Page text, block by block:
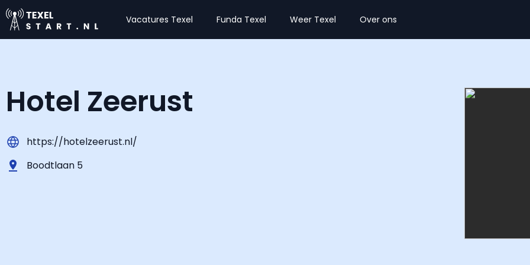
Vacatures Texel Funda Texel Weer Texel Over ons
Hotel Zeerust
https://hotelzeerust.nl/
Boodtlaan 5